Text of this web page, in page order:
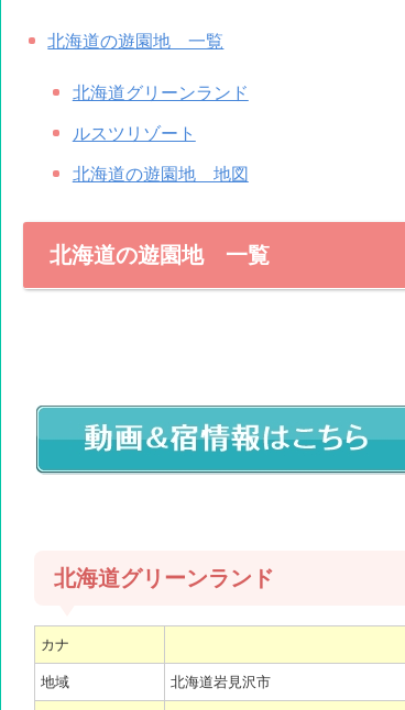
北海道の遊園地 一覧
北海道グリーンランド
ルスツリゾート
北海道の遊園地 地図
北海道の遊園地 一覧
北海道グリーンランド
カナ
地域 北海道岩見沢市